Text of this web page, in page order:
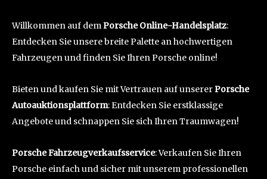
Willkommen auf demPorsche Online-Handelsplatz:
Entdecken Sie unsere breite Palette an hochwertigen
Fahrzeugen und finden Sie Ihren Porsche online!
Bieten und kaufen Sie mit Vertrauen auf unsererPorsche
Autoauktionsplattform: Entdecken Sie erstklassige
Angebote und schnappen Sie sich Ihren Traumwagen!
Porsche Fahrzeugverkaufsservice: Verkaufen Sie Ihren
Porsche einfach und sicher mit unserem professionellen